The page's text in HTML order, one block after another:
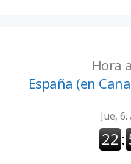
Hora
España (en